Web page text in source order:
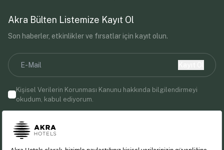
Akra Bülten Listemize Kayıt Ol
Son haberler, etkinlikler ve fırsatlar için kayıt olun.
Kişisel Verilerin Korunması Kanunu hakkında bilgilendirmeyi
okudum, kabul ediyorum.
iletişimleri almayı kabul etmiş olursunuz.